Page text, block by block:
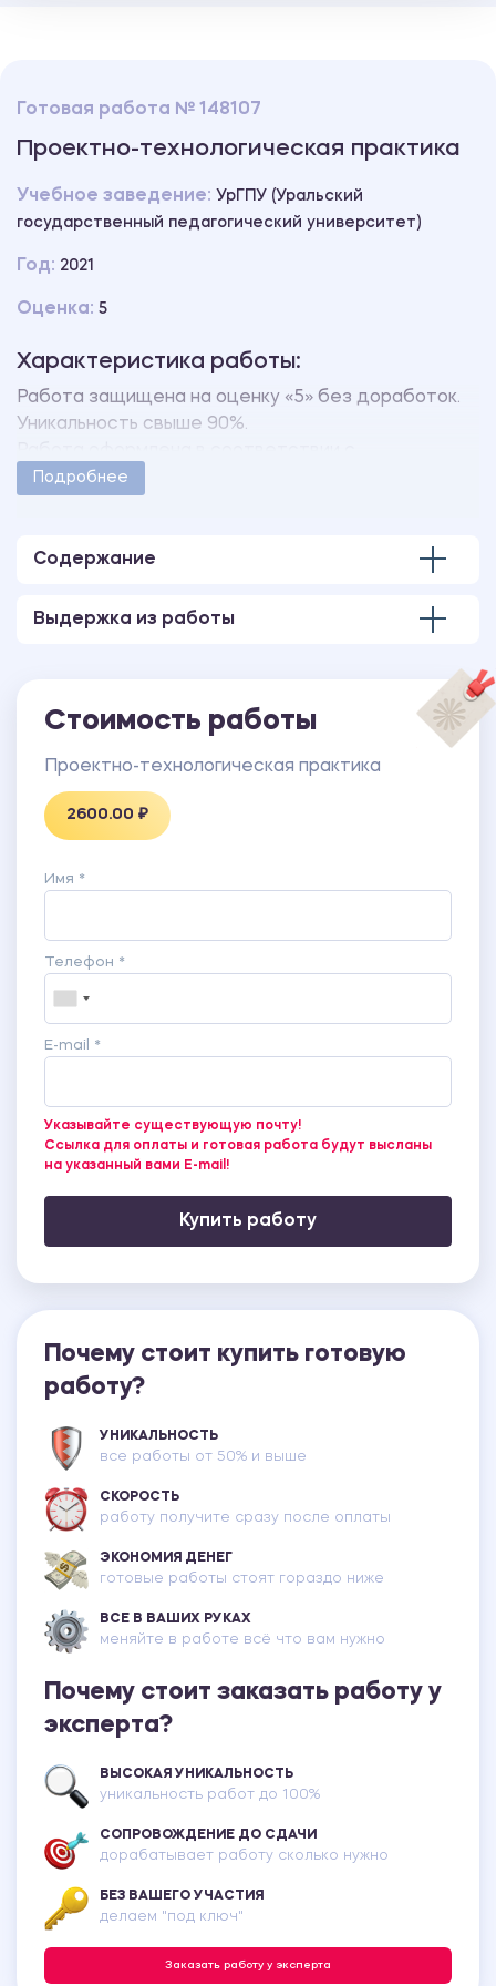
Готовая работа № 148107
Проектно-технологическая практика
Учебное заведение: УрГПУ (Уральский
государственный педагогический университет)
Год: 2021
Оценка: 5
Характеристика работы:
Работа защищена на оценку «5» без доработок.
Уникальность свыше 90%.
методическими указаниями учебного заведения.
выполненная в программе MS PowerPoint.
Подробнее
Содержание
Выдержка из работы
Стоимость работы
Проектно-технологическая практика
2600.00 ₽
Имя *
Телефон *
E-mail *
Указывайте существующую почту!
Ссылка для оплаты и готовая работа будут высланы
на указанный вами E-mail!
Купить работу
Почему стоит купить готовую
работу?
УНИКАЛЬНОСТЬ
все работы от 50% и выше
СКОРОСТЬ
работу получите сразу после оплаты
ЭКОНОМИЯ ДЕНЕГ
готовые работы стоят гораздо ниже
ВСЕ В ВАШИХ РУКАХ
меняйте в работе всё что вам нужно
Почему стоит заказать работу у
эксперта?
ВЫСОКАЯ УНИКАЛЬНОСТЬ
уникальность работ до 100%
СОПРОВОЖДЕНИЕ ДО СДАЧИ
дорабатывает работу сколько нужно
БЕЗ ВАШЕГО УЧАСТИЯ
делаем "под ключ"
Заказать работу у эксперта